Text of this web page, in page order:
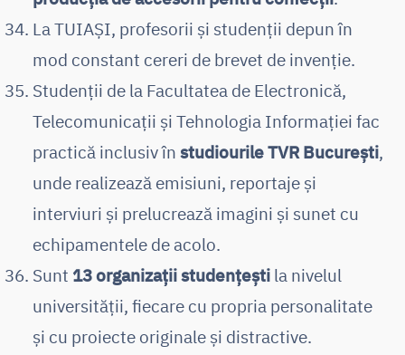
La TUIAȘI, profesorii și studenții depun în
mod constant cereri de brevet de invenție.
Studenții de la Facultatea de Electronică,
Telecomunicații și Tehnologia Informației fac
practică inclusiv în studiourile TVR București,
unde realizează emisiuni, reportaje și
interviuri și prelucrează imagini și sunet cu
echipamentele de acolo.
Sunt 13 organizații studențești la nivelul
universității, fiecare cu propria personalitate
și cu proiecte originale și distractive.